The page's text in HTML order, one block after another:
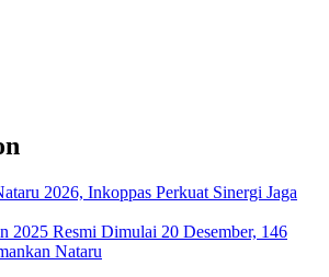
2026, Inkoppas Perkuat Sinergi Jaga
2025 Resmi Dimulai 20 Desember, 146
Nataru